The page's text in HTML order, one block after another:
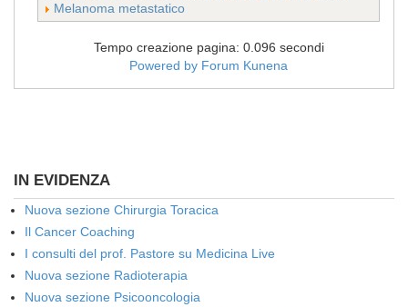
Melanoma metastatico
Tempo creazione pagina: 0.096 secondi
Powered by Forum Kunena
IN EVIDENZA
Nuova sezione Chirurgia Toracica
Il Cancer Coaching
I consulti del prof. Pastore su Medicina Live
Nuova sezione Radioterapia
Nuova sezione Psicooncologia